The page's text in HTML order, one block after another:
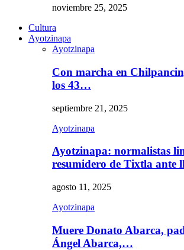
noviembre 25, 2025
Cultura
Ayotzinapa
Ayotzinapa
Con marcha en
los 43…
septiembre 21, 2025
Ayotzinapa
Ayotzinapa: normalistas
resumidero de Tixtla ante
agosto 11, 2025
Ayotzinapa
Muere Donato Abarca,
Ángel Abarca,…